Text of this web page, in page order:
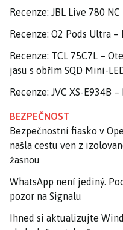
Recenze: JBL Live 780
Recenze: O2 Pods Ultra
Recenze: TCL 75C7L –
jasu s obřím SQD Mini-
Recenze: JVC XS-E934B
BEZPEČNOST
Bezpečnostní fiasko v
našla cestu ven z
žasnou
WhatsApp není jediný.
pozor na Signalu
Ihned si aktualizujte